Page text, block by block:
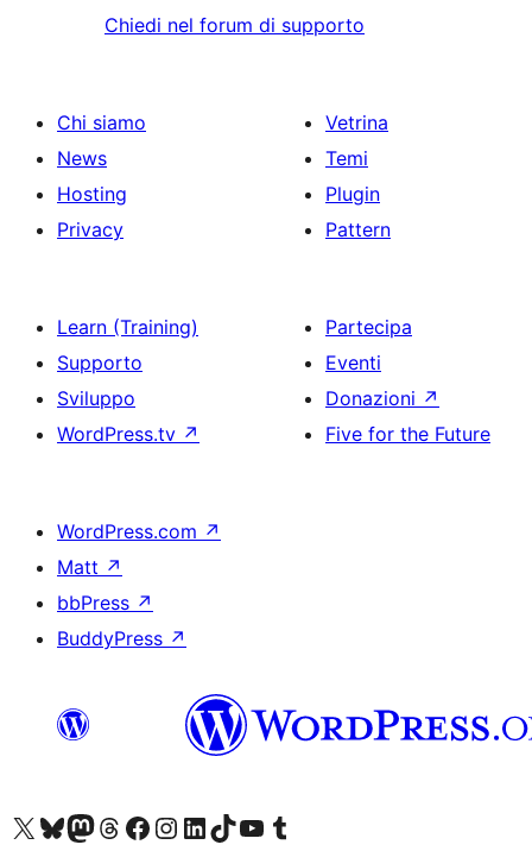
Chiedi nel forum di supporto
Chi siamo
News
Hosting
Privacy
Vetrina
Temi
Plugin
Pattern
Learn (Training)
Supporto
Sviluppo
WordPress.tv ↗
Partecipa
Eventi
Donazioni ↗
Five for the Future
WordPress.com ↗
Matt ↗
bbPress ↗
BuddyPress ↗
Visita il nostro account X (ex Twitter)
Visita il nostro account Bluesky
Visita il nostro account Mastodon
Visita il nostro account Threads
Visita la nostra pagina Facebook
Visita il nostro account Instagram
Visita il nostro account LinkedIn
Visita il nostro account TikTok
Visita il nostro canale YouTube
Visita il nostro account Tumblr